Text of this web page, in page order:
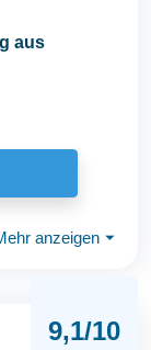
aus
anzeigen ⏷
9,1/10